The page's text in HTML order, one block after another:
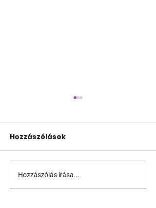
Jonathan Bailey új
szerepben tér vissza
Hozzászólások
Hozzászólás írása...